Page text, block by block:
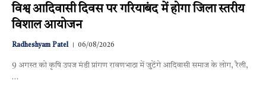
विश्व आदिवासी दिवस पर गरियाबंद में होगा जिला स्तरीय
विशाल आयोजन
Radheshyam Patel 06/08/2026
9 अगस्त को कृषि उपज मंडी प्रांगण रावणभाठा में जुटेंगे आदिवासी समाज के लोग, रैली,
…